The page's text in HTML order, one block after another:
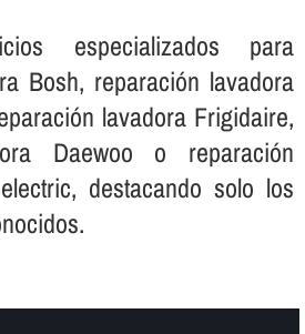
especializados para
Bosh, reparación lavadora
lavadora Frigidaire,
Daewoo o reparación
destacando solo los